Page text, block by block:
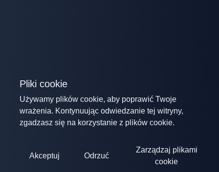
Pliki cookie
Używamy plików cookie, aby poprawić Twoje
wrażenia. Kontynuując odwiedzanie tej witryny,
zgadzasz się na korzystanie z plików cookie.
Akceptuj Odrzuć
Zarządzaj plikami
cookie